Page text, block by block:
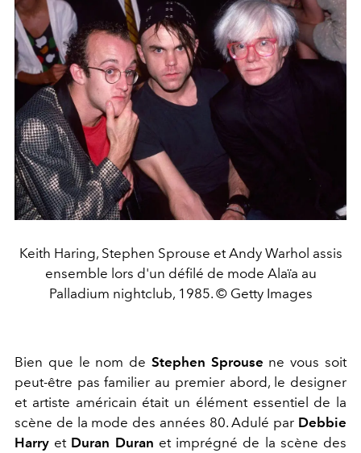
Keith Haring, Stephen Sprouse et Andy Warhol assis
ensemble lors d'un défilé de mode Alaïa au
Palladium nightclub, 1985. © Getty Images
Bien que le nom de Stephen Sprouse ne vous soit
peut-être pas familier au premier abord, le designer
et artiste américain était un élément essentiel de la
scène de la mode des années 80. Adulé par Debbie
Harry et Duran Duran et imprégné de la scène des